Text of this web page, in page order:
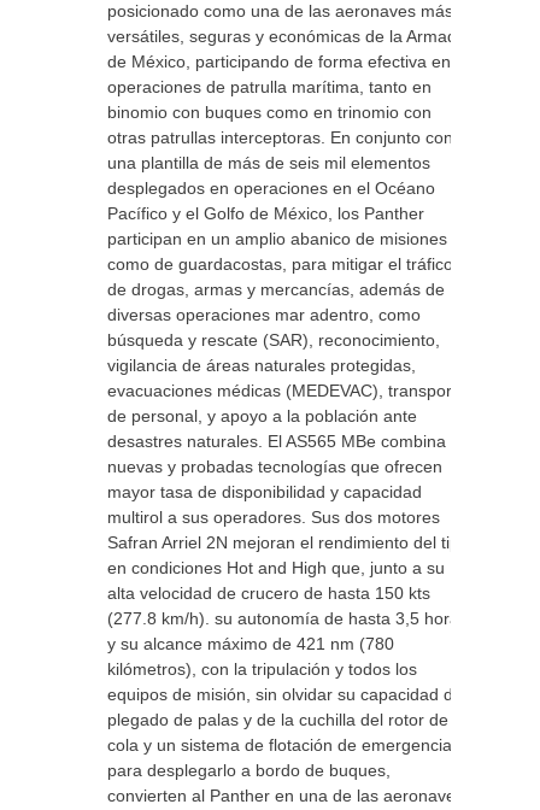
posicionado como una de las aeronaves más
versátiles, seguras y económicas de la Armada
de México, participando de forma efectiva en
operaciones de patrulla marítima, tanto en
binomio con buques como en trinomio con
otras patrullas interceptoras. En conjunto con
una plantilla de más de seis mil elementos
desplegados en operaciones en el Océano
Pacífico y el Golfo de México, los Panther
participan en un amplio abanico de misiones
como de guardacostas, para mitigar el tráfico
de drogas, armas y mercancías, además de
diversas operaciones mar adentro, como
búsqueda y rescate (SAR), reconocimiento,
vigilancia de áreas naturales protegidas,
evacuaciones médicas (MEDEVAC), transporte
de personal, y apoyo a la población ante
desastres naturales. El AS565 MBe combina
nuevas y probadas tecnologías que ofrecen
mayor tasa de disponibilidad y capacidad
multirol a sus operadores. Sus dos motores
Safran Arriel 2N mejoran el rendimiento del tipo
en condiciones Hot and High que, junto a su
alta velocidad de crucero de hasta 150 kts
(277.8 km/h). su autonomía de hasta 3,5 horas
y su alcance máximo de 421 nm (780
kilómetros), con la tripulación y todos los
equipos de misión, sin olvidar su capacidad de
plegado de palas y de la cuchilla del rotor de
cola y un sistema de flotación de emergencia
para desplegarlo a bordo de buques,
convierten al Panther en una de las aeronaves